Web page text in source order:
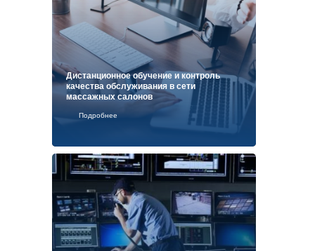
Дистанционное обучение и контроль
качества обслуживания в сети
массажных салонов
Подробнее